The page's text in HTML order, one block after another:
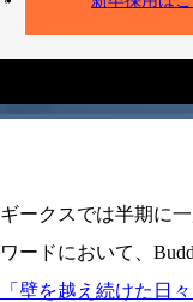
中途入社
ギークスでは半期に
ワードにおいて、
「壁を越え続けた日